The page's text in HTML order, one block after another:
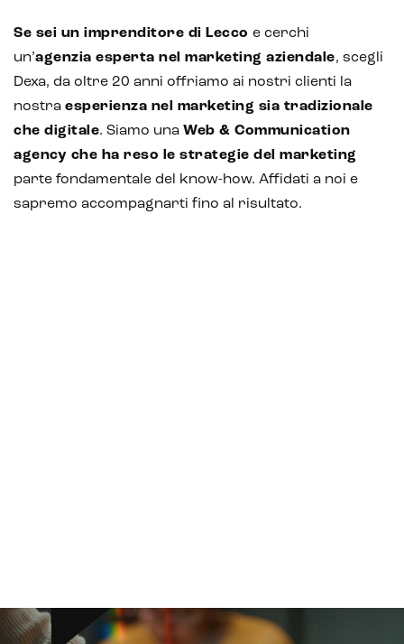
Se sei un imprenditore di Lecco e cerchi
un’agenzia esperta nel marketing aziendale, scegli
Dexa, da oltre 20 anni offriamo ai nostri clienti la
nostra esperienza nel marketing sia tradizionale
che digitale. Siamo una Web & Communication
agency che ha reso le strategie del marketing
parte fondamentale del know-how. Affidati a noi e
sapremo accompagnarti fino al risultato.